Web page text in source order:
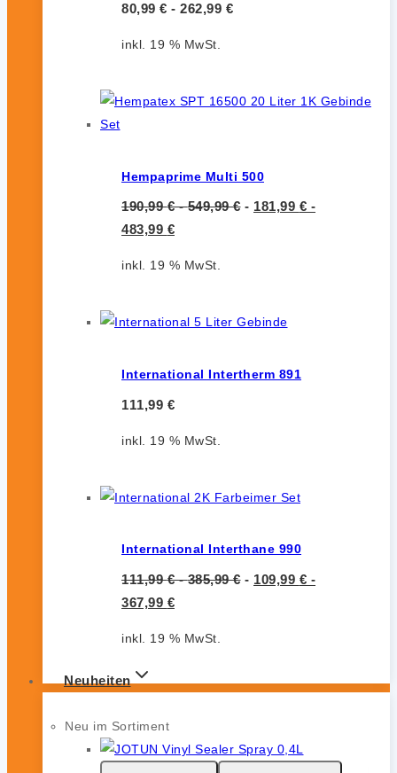
80,99 € - 262,99 €
inkl. 19 % MwSt.
Hempaprime Multi 500
190,99€-549,99€- 181,99 € -
483,99 €
inkl. 19 % MwSt.
International Intertherm 891
111,99 €
inkl. 19 % MwSt.
International Interthane 990
111,99€-385,99€- 109,99 € -
367,99 €
inkl. 19 % MwSt.
Neuheiten
Neu im Sortiment